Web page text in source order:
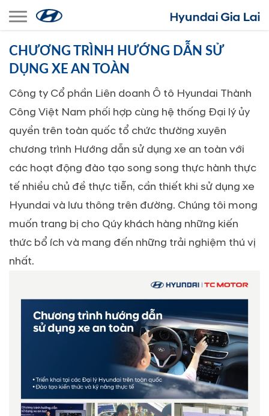
Toggle navigation
CHƯƠNG TRÌNH HƯỚNG DẪN SỬ
DỤNG XE AN TOÀN
Công ty Cổ phần Liên doanh Ô tô Hyundai Thành
Công Việt Nam phối hợp cùng hệ thống Đại lý ủy
quyền trên toàn quốc tổ chức thường xuyên
chương trình Hướng dẫn sử dụng xe an toàn với
các hoạt động đào tạo song song thực hành thực
tế nhiều chủ đề thực tiễn, cần thiết khi sử dụng xe
Hyundai và lưu thông trên đường. Chúng tôi mong
muốn trang bị cho Qúy khách hàng những kiến
thức bổ ích và mang đến những trải nghiệm thú vị
nhất.